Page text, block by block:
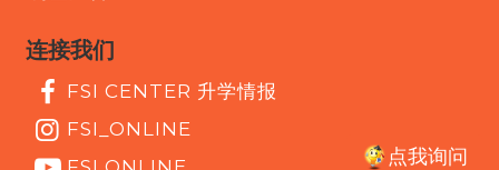
点我询问
连接我们
FSI CENTER 升学情报
FSI_ONLINE